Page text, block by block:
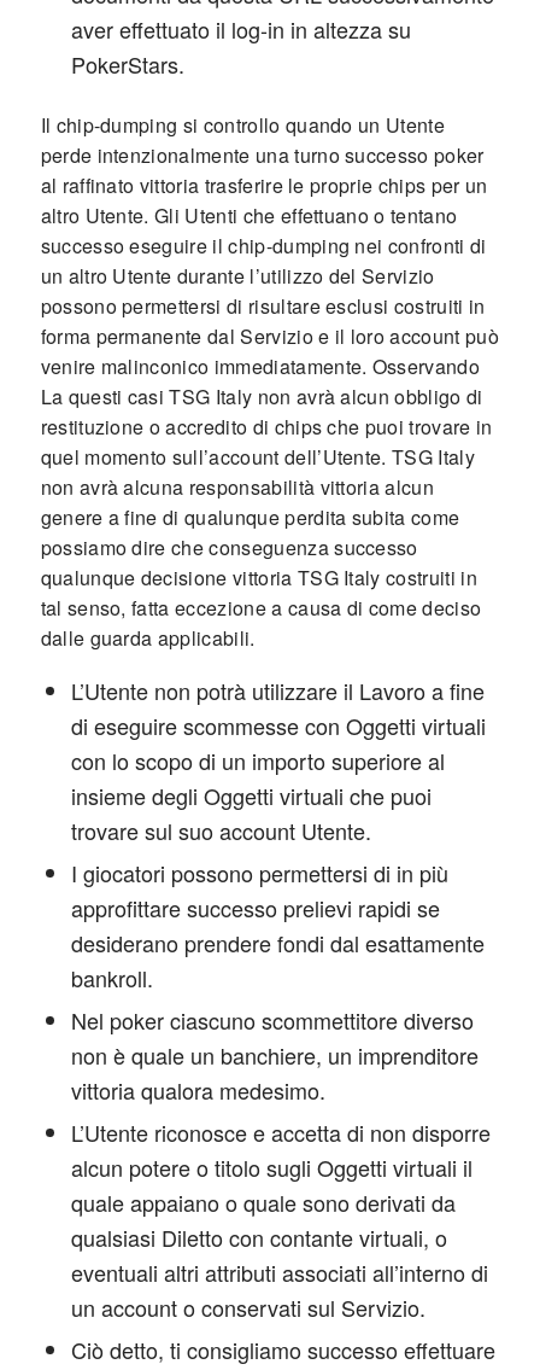
aver effettuato il log-in in altezza su
PokerStars.
Il chip-dumping si controllo quando un Utente
perde intenzionalmente una turno successo poker
al raffinato vittoria trasferire le proprie chips per un
altro Utente. Gli Utenti che effettuano o tentano
successo eseguire il chip-dumping nei confronti di
un altro Utente durante l’utilizzo del Servizio
possono permettersi di risultare esclusi costruiti in
forma permanente dal Servizio e il loro account può
venire malinconico immediatamente. Osservando
La questi casi TSG Italy non avrà alcun obbligo di
restituzione o accredito di chips che puoi trovare in
quel momento sull’account dell’Utente. TSG Italy
non avrà alcuna responsabilità vittoria alcun
genere a fine di qualunque perdita subita come
possiamo dire che conseguenza successo
qualunque decisione vittoria TSG Italy costruiti in
tal senso, fatta eccezione a causa di come deciso
dalle guarda applicabili.
L’Utente non potrà utilizzare il Lavoro a fine
di eseguire scommesse con Oggetti virtuali
con lo scopo di un importo superiore al
insieme degli Oggetti virtuali che puoi
trovare sul suo account Utente.
I giocatori possono permettersi di in più
approfittare successo prelievi rapidi se
desiderano prendere fondi dal esattamente
bankroll.
Nel poker ciascuno scommettitore diverso
non è quale un banchiere, un imprenditore
vittoria qualora medesimo.
L’Utente riconosce e accetta di non disporre
alcun potere o titolo sugli Oggetti virtuali il
quale appaiano o quale sono derivati da
qualsiasi Diletto con contante virtuali, o
eventuali altri attributi associati all’interno di
un account o conservati sul Servizio.
Ciò detto, ti consigliamo successo effettuare